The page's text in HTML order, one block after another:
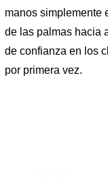
manos simplemente
de las palmas hacia
de confianza en los
por primera vez.